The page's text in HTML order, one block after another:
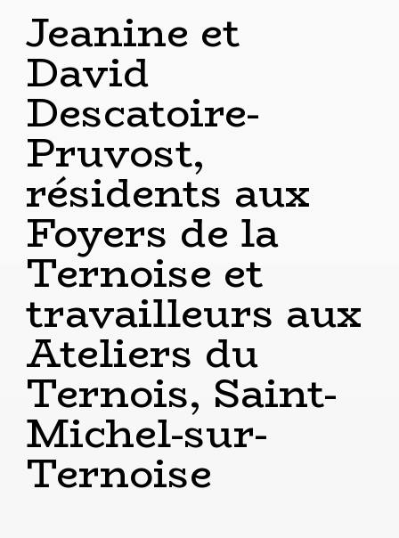
Jeanine et
David
Descatoire-
Pruvost,
résidents aux
Foyers de la
Ternoise et
travailleurs aux
Ateliers du
Ternois, Saint-
Michel-sur-
Ternoise